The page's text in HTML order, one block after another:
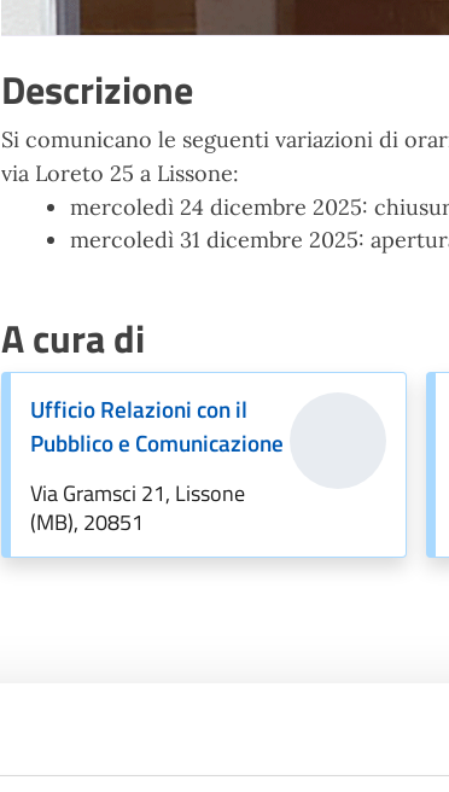
Descrizione
Si comunicano le seguenti variazioni di
via Loreto 25 a Lissone:
mercoledì 24 dicembre 2025:
mercoledì 31 dicembre 2025:
A cura di
Ufficio Relazioni con il
Pubblico e Comunicazione
Via Gramsci 21, Lissone
(MB), 20851